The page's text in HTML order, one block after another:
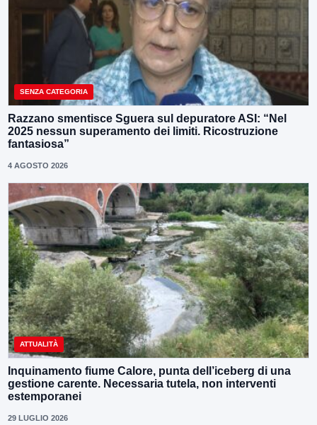
SENZA CATEGORIA
Razzano smentisce Sguera sul depuratore ASI: “Nel
2025 nessun superamento dei limiti. Ricostruzione
fantasiosa”
4 AGOSTO 2026
ATTUALITÀ
Inquinamento fiume Calore, punta dell’iceberg di una
gestione carente. Necessaria tutela, non interventi
estemporanei
29 LUGLIO 2026